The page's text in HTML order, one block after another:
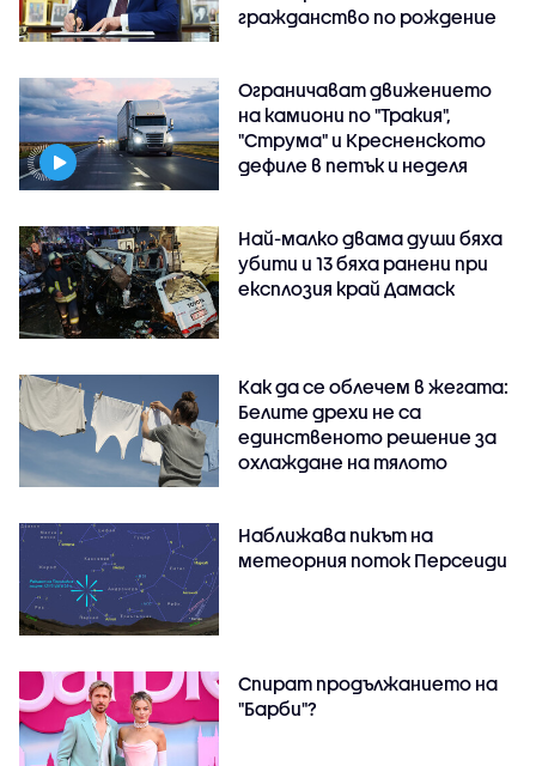
гражданство по рождение
Ограничават движението
на камиони по "Тракия",
"Струма" и Кресненското
дефиле в петък и неделя
Най-малко двама души бяха
убити и 13 бяха ранени при
експлозия край Дамаск
Как да се облечем в жегата:
Белите дрехи не са
единственото решение за
охлаждане на тялото
Наближава пикът на
метеорния поток Персеиди
Спират продължанието на
"Барби"?